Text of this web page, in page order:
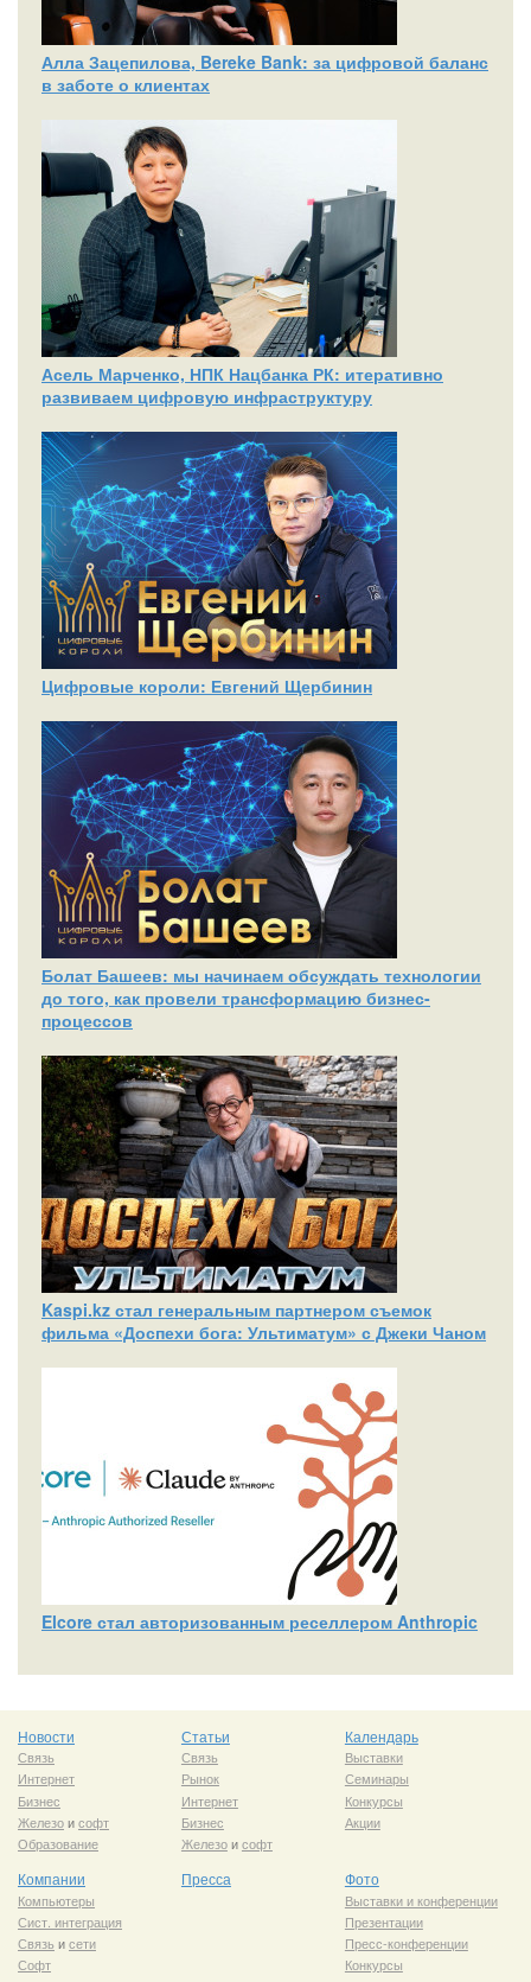
Алла Зацепилова, Bereke Bank: за цифровой баланс
в заботе о клиентах
Асель Марченко, НПК Нацбанка РК: итеративно
развиваем цифровую инфраструктуру
Цифровые короли: Евгений Щербинин
Болат Башеев: мы начинаем обсуждать технологии
до того, как провели трансформацию бизнес-
процессов
Kaspi.kz стал генеральным партнером съемок
фильма «Доспехи бога: Ультиматум» с Джеки Чаном
Elcore стал авторизованным реселлером Anthropic
Новости
Связь
Интернет
Бизнес
Железоисофт
Образование
Статьи
Связь
Рынок
Интернет
Бизнес
Железоисофт
Календарь
Выставки
Семинары
Конкурсы
Акции
Компании
Компьютеры
Сист. интеграция
Связь исети
Софт
Пресса Фото
Выставки и конференции
Презентации
Пресс-конференции
Конкурсы